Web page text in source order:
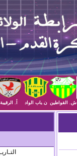
ش. القواطين ن.باب الواد أ. الرقيبة